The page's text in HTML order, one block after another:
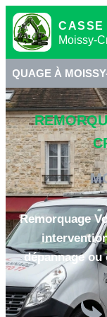
CASSE
Moissy-
À MOISSY-
Remorquage
dépannage ou